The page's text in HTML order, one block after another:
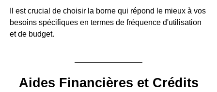
Il est crucial de choisir la borne qui répond le mieux à vos
besoins spécifiques en termes de fréquence d'utilisation
et de budget.
Aides Financières et Crédits